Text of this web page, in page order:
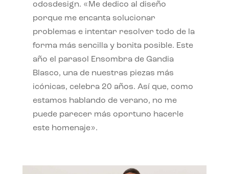
odosdesign. «Me dedico al diseño
porque me encanta solucionar
problemas e intentar resolver todo de la
forma más sencilla y bonita posible. Este
año el parasol Ensombra de Gandia
Blasco, una de nuestras piezas más
icónicas, celebra 20 años. Así que, como
estamos hablando de verano, no me
puede parecer más oportuno hacerle
este homenaje».